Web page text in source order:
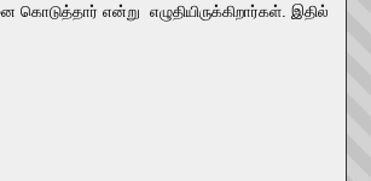
என்று எழுதியிருக்கிறார்கள். இதில்